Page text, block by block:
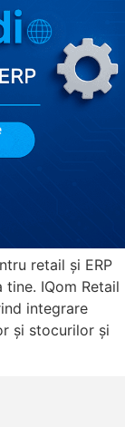
retail și ERP
IQom Retail
integrare
și stocurilor și